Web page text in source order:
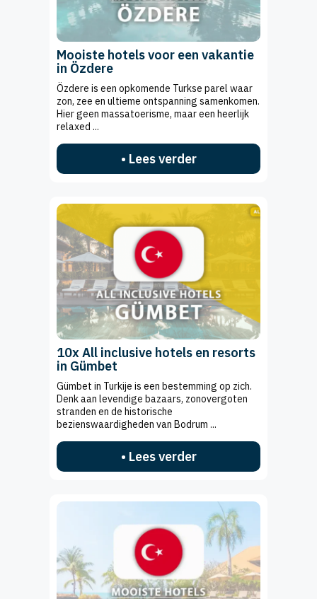
Mooiste hotels voor een vakantie
in Özdere
Özdere is een opkomende Turkse parel waar
zon, zee en ultieme ontspanning samenkomen.
Hier geen massatoerisme, maar een heerlijk
relaxed ...
• Lees verder
10x All inclusive hotels en resorts
in Gümbet
Gümbet in Turkije is een bestemming op zich.
Denk aan levendige bazaars, zonovergoten
stranden en de historische
bezienswaardigheden van Bodrum ...
• Lees verder